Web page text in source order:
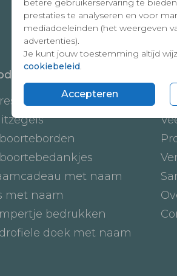
prestaties te analyseren en voor
mediadoeleinden (het weergeven
advertenties).
Je kunt jouw toestemming altijd
cookiebeleid
Accepteren
met naam
met naam
bedrukken
doek met naam